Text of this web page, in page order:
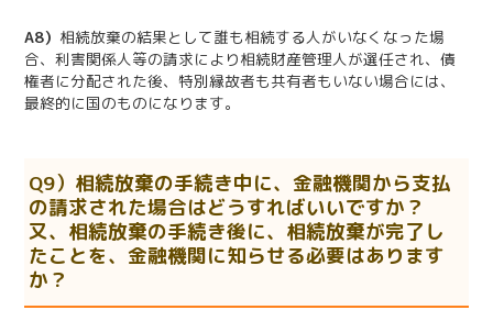
A8） 相続放棄の結果として誰も相続する人がいなくなった場
合、利害関係人等の請求により相続財産管理人が選任され、債
権者に分配された後、特別縁故者も共有者もいない場合には、
最終的に国のものになります。
Q9）相続放棄の手続き中に、金融機関から支払
の請求された場合はどうすればいいですか？
又、相続放棄の手続き後に、相続放棄が完了し
たことを、金融機関に知らせる必要はあります
か？